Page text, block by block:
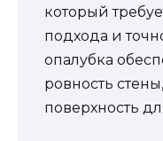
который
подхода и
опалубка
ровность
поверхность